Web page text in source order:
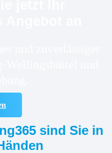
sind Sie in